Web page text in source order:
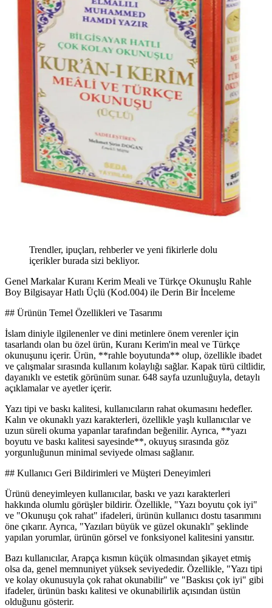
Trendler, ipuçları, rehberler ve yeni fikirlerle dolu
içerikler burada sizi bekliyor.
Genel Markalar Kuranı Kerim Meali ve Türkçe Okunuşlu Rahle
Boy Bilgisayar Hatlı Üçlü (Kod.004) ile Derin Bir İnceleme
## Ürünün Temel Özellikleri ve Tasarımı
İslam diniyle ilgilenenler ve dini metinlere önem verenler için
tasarlandı olan bu özel ürün, Kuranı Kerim'in meal ve Türkçe
okunuşunu içerir. Ürün, **rahle boyutunda** olup, özellikle ibadet
ve çalışmalar sırasında kullanım kolaylığı sağlar. Kapak türü ciltlidir,
dayanıklı ve estetik görünüm sunar. 648 sayfa uzunluğuyla, detaylı
açıklamalar ve ayetler içerir.
Yazı tipi ve baskı kalitesi, kullanıcıların rahat okumasını hedefler.
Kalın ve okunaklı yazı karakterleri, özellikle yaşlı kullanıcılar ve
uzun süreli okuma yapanlar tarafından beğenilir. Ayrıca, **yazı
boyutu ve baskı kalitesi sayesinde**, okuyuş sırasında göz
yorgunluğunun minimal seviyede olması sağlanır.
## Kullanıcı Geri Bildirimleri ve Müşteri Deneyimleri
Ürünü deneyimleyen kullanıcılar, baskı ve yazı karakterleri
hakkında olumlu görüşler bildirir. Özellikle, "Yazı boyutu çok iyi"
ve "Okunuşu çok rahat" ifadeleri, ürünün kullanıcı dostu tasarımını
öne çıkarır. Ayrıca, "Yazıları büyük ve güzel okunaklı" şeklinde
yapılan yorumlar, ürünün görsel ve fonksiyonel kalitesini yansıtır.
Bazı kullanıcılar, Arapça kısmın küçük olmasından şikayet etmiş
olsa da, genel memnuniyet yüksek seviyededir. Özellikle, "Yazı tipi
ve kolay okunusuyla çok rahat okunabilir" ve "Baskısı çok iyi" gibi
ifadeler, ürünün baskı kalitesi ve okunabilirlik açısından üstün
olduğunu gösterir.